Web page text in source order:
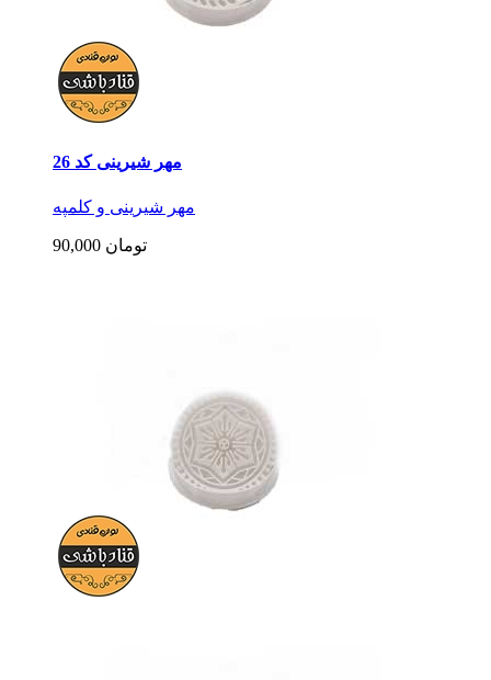
مهر شیرینی کد 26
مهر شیرینی و کلمپه
90,000 تومان